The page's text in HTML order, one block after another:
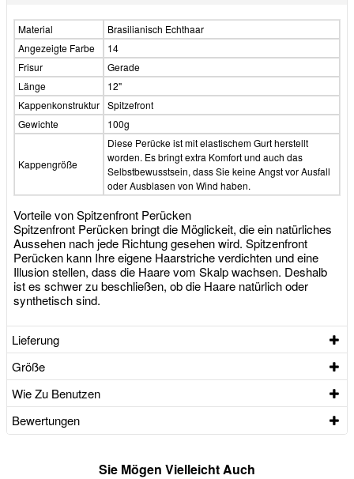
Material
Brasilianisch Echthaar
Angezeigte Farbe
14
Frisur
Gerade
Länge
12"
Kappenkonstruktur Spitzefront
Gewichte
100g
Kappengröße
Diese Perücke ist mit elastischem Gurt herstellt
worden. Es bringt extra Komfort und auch das
Selbstbewusstsein, dass Sie keine Angst vor Ausfall
oder Ausblasen von Wind haben.
Vorteile von Spitzenfront Perücken
Spitzenfront Perücken bringt die Möglickeit, die ein natürliches
Aussehen nach jede Richtung gesehen wird. Spitzenfront
Perücken kann Ihre eigene Haarstriche verdichten und eine
Illusion stellen, dass die Haare vom Skalp wachsen. Deshalb
ist es schwer zu beschließen, ob die Haare natürlich oder
synthetisch sind.
Lieferung
Größe
Wie Zu Benutzen
Bewertungen
Sie Mögen Vielleicht Auch